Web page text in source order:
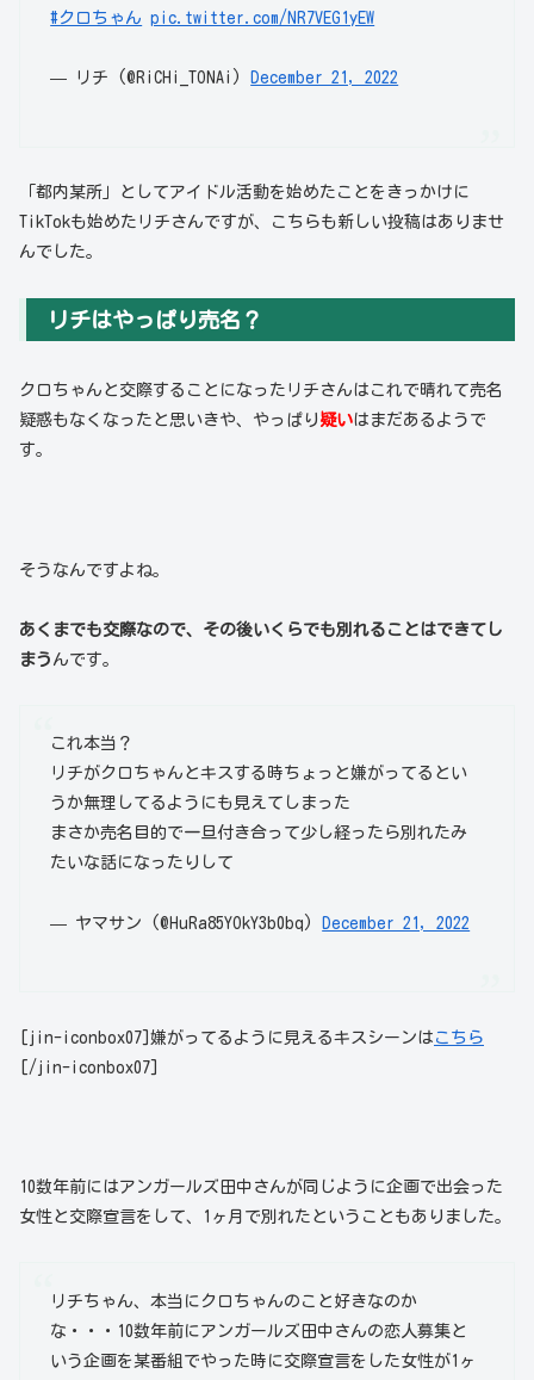
#クロちゃん pic.twitter.com/NR7VEG1yEW
— リチ (@RiCHi_TONAi) December 21, 2022
「都内某所」としてアイドル活動を始めたことをきっかけに
TikTokも始めたリチさんですが、こちらも新しい投稿はありませ
んでした。
リチはやっぱり売名？
クロちゃんと交際することになったリチさんはこれで晴れて売名
疑惑もなくなったと思いきや、やっぱり 疑いはまだあるようで
す。
そうなんですよね。
あくまでも交際なので、その後いくらでも別れることはできてし
まう んです。
これ本当？
リチがクロちゃんとキスする時ちょっと嫌がってるとい
うか無理してるようにも見えてしまった
まさか売名目的で一旦付き合って少し経ったら別れたみ
たいな話になったりして
— ヤマサン (@HuRa85YOkY3b0bq)December 21, 2022
[jin-iconbox07]嫌がってるように見えるキスシーンは こちら
[/jin-iconbox07]
10数年前にはアンガールズ田中さんが同じように企画で出会った
女性と交際宣言をして、1ヶ月で別れたということもありました。
リチちゃん、本当にクロちゃんのこと好きなのか
な・・・10数年前にアンガールズ田中さんの恋人募集と
いう企画を某番組でやった時に交際宣言をした女性が1ヶ